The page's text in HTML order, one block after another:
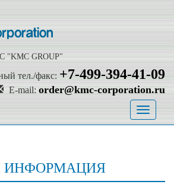
"KMC GROUP"
тел./факс: +7-499-394-41-09
E-mail: order@kmc-corporation.ru
Toggle
ИНФОРМАЦИЯ